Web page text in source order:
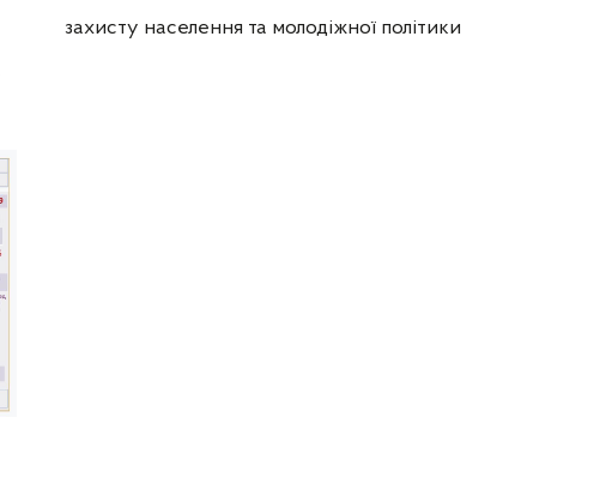
захисту населення та молодіжної політики